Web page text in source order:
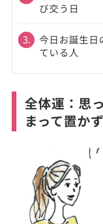
び交う日
3.
今日お誕生日
ている人
全体運：思
まって置か